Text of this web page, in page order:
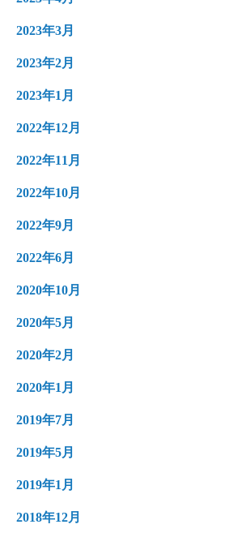
2023年3月
2023年2月
2023年1月
2022年12月
2022年11月
2022年10月
2022年9月
2022年6月
2020年10月
2020年5月
2020年2月
2020年1月
2019年7月
2019年5月
2019年1月
2018年12月